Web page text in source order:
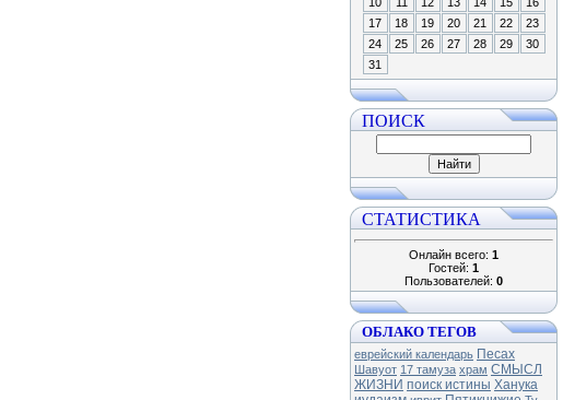
17
18 19 20 21 22
23
24
25 26 27 28 29
30
31
ПОИСК
СТАТИСТИКА
Онлайн всего: 1
Гостей: 1
Пользователей: 0
ОБЛАКО ТЕГОВ
еврейский календарь Песах
Шавуот 17 тамуза храм СМЫСЛ
ЖИЗНИ поиск истины Ханука